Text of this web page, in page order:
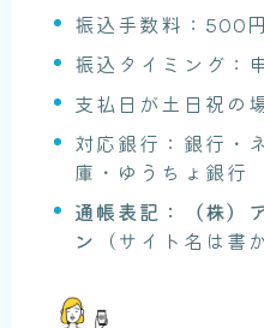
振込手数料：500円
振込タイミング：
支払日が土日祝の
対応銀行：銀行・
庫・ゆうちょ銀行
通帳表記：（株）
ン
（サイト名は書